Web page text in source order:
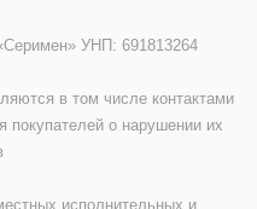
УНП: 691813264
в том числе контактами
покупателей о нарушении их
исполнительных и